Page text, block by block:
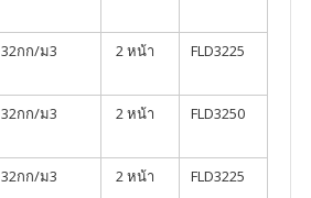
32กก/ม3 2 หน้า FLD3225
32กก/ม3 2 หน้า FLD3250
32กก/ม3 2 หน้า FLD3225